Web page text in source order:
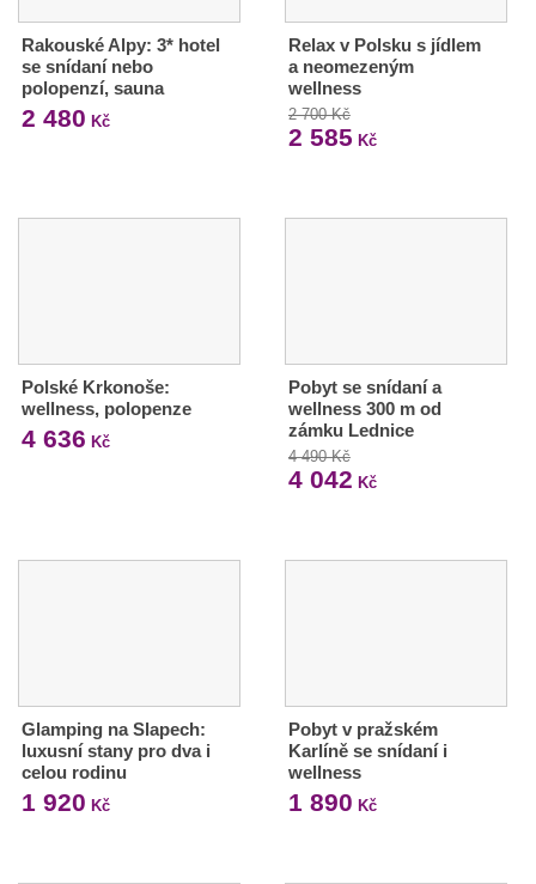
Rakouské Alpy: 3* hotel
se snídaní nebo
polopenzí, sauna
2 480 Kč
Relax v Polsku s jídlem
a neomezeným
wellness
2 700 Kč
2 585 Kč
Polské Krkonoše:
wellness, polopenze
4 636 Kč
Pobyt se snídaní a
wellness 300 m od
zámku Lednice
4 490 Kč
4 042 Kč
Glamping na Slapech:
luxusní stany pro dva i
celou rodinu
1 920 Kč
Pobyt v pražském
Karlíně se snídaní i
wellness
1 890 Kč